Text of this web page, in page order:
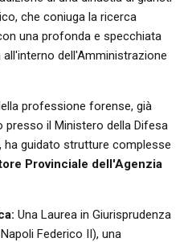
che coniuga la ricerca
una profonda e specchiata
dell'Amministrazione
professione forense, già
presso il Ministero della Difesa
ha guidato strutture complesse
Provinciale dell'Agenzia
Una Laurea in Giurisprudenza
Federico II), una